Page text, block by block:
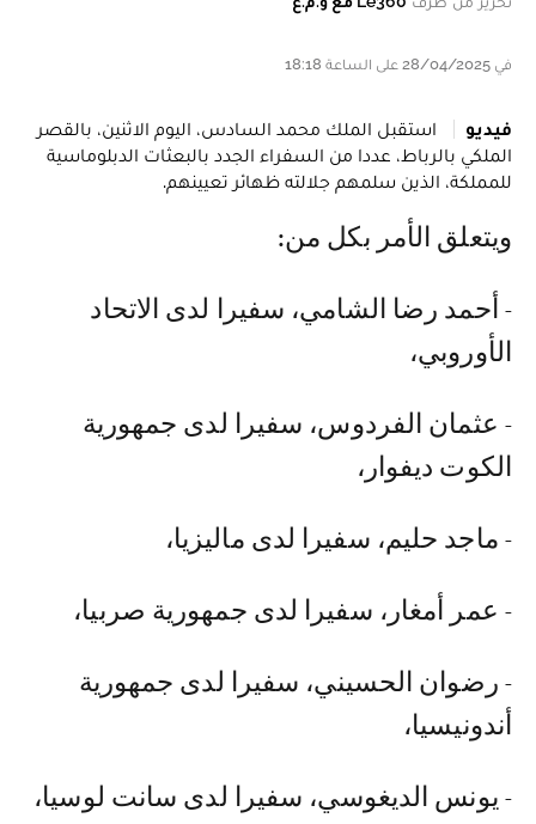
في 28/04/2025 على الساعة 18:18
فيديو
استقبل الملك محمد السادس، اليوم الاثنين، بالقصر
الملكي بالرباط، عددا من السفراء الجدد بالبعثات الدبلوماسية
للمملكة، الذين سلمهم جلالته ظهائر تعيينهم.
ويتعلق الأمر بكل من:
- أحمد رضا الشامي، سفيرا لدى الاتحاد
الأوروبي،
- عثمان الفردوس، سفيرا لدى جمهورية
الكوت ديفوار،
- ماجد حليم، سفيرا لدى ماليزيا،
- عمر أمغار، سفيرا لدى جمهورية صربيا،
- رضوان الحسيني، سفيرا لدى جمهورية
أندونيسيا،
- يونس الديغوسي، سفيرا لدى سانت لوسيا،